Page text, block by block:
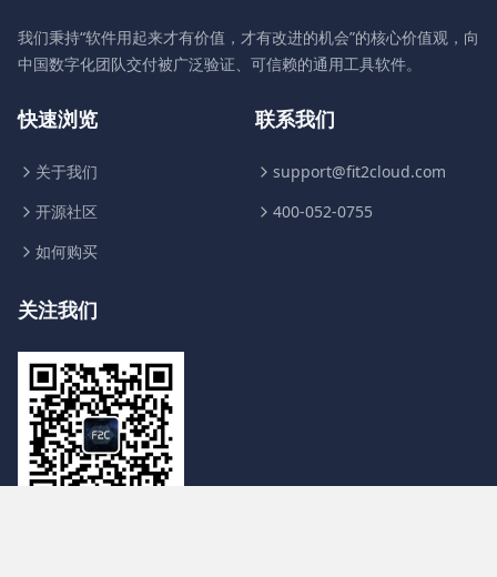
我们秉持“软件用起来才有价值，才有改进的机会”的核心价值观，向
中国数字化团队交付被广泛验证、可信赖的通用工具软件。
快速浏览
关于我们
开源社区
如何购买
联系我们
support@fit2cloud.com
400-052-0755
关注我们